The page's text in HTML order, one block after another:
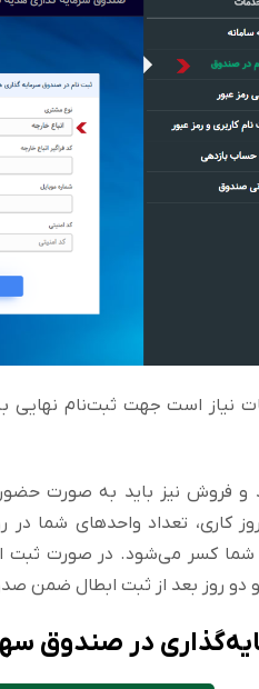
نیاز است جهت ثبت‌نام نهایی
فروش نیز باید به صورت
کاری، تعداد واحدهای شما در
شما کسر می‌شود. در صورت ثبت
دو روز بعد از ثبت ابطال ضمن
در صندوق